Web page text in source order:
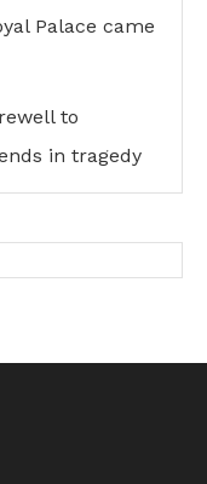
Palace came
to
in tragedy